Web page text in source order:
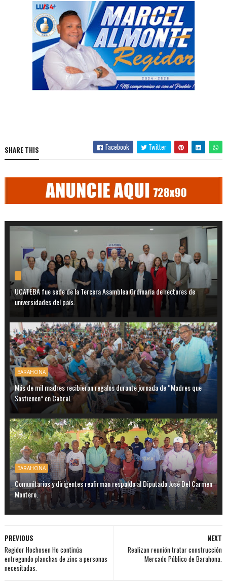
SHARE THIS Facebook Twitter
.
UCATEBA fue sede de la Tercera Asamblea Ordinaria de rectores de
universidades del país.
BARAHONA
Más de mil madres recibieron regalos durante jornada de “Madres que
Sostienen” en Cabral.
BARAHONA
Comunitarios y dirigentes reafirman respaldo al Diputado José Del Carmen
Montero.
NEXT
Realizan reunión tratar construcción
Mercado Público de Barahona.
PREVIOUS
Regidor Hochosen Ho continúa
entregando planchas de zinc a personas
necesitadas.